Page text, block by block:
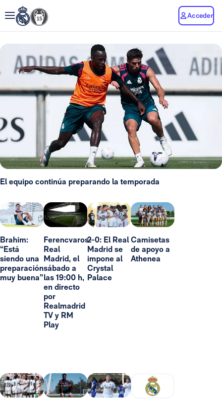
Acceder
El equipo continúa preparando la temporada
Brahim:
“Está
siendo una
preparación
muy buena”
Ferencvaros-
Real
Madrid, el
sábado a
las 19:00 h,
en directo
por
Realmadrid
TV y RM
Play
2-0: El Real
Madrid se
impone al
Crystal
Palace
Camisetas
de apoyo a
Athenea